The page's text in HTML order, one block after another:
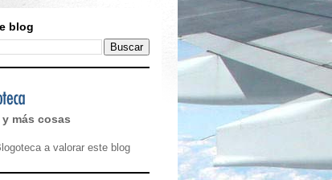
blog
más cosas
a valorar este blog